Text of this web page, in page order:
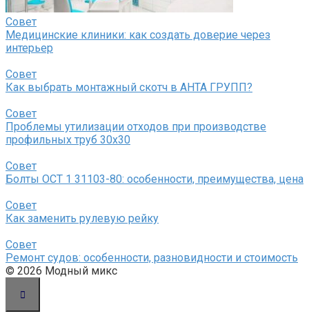
Совет
Медицинские клиники: как создать доверие через
интерьер
Совет
Как выбрать монтажный скотч в АНТА ГРУПП?
Совет
Проблемы утилизации отходов при производстве
профильных труб 30х30
Совет
Болты ОСТ 1 31103-80: особенности, преимущества, цена
Совет
Как заменить рулевую рейку
Совет
Ремонт судов: особенности, разновидности и стоимость
© 2026 Модный микс